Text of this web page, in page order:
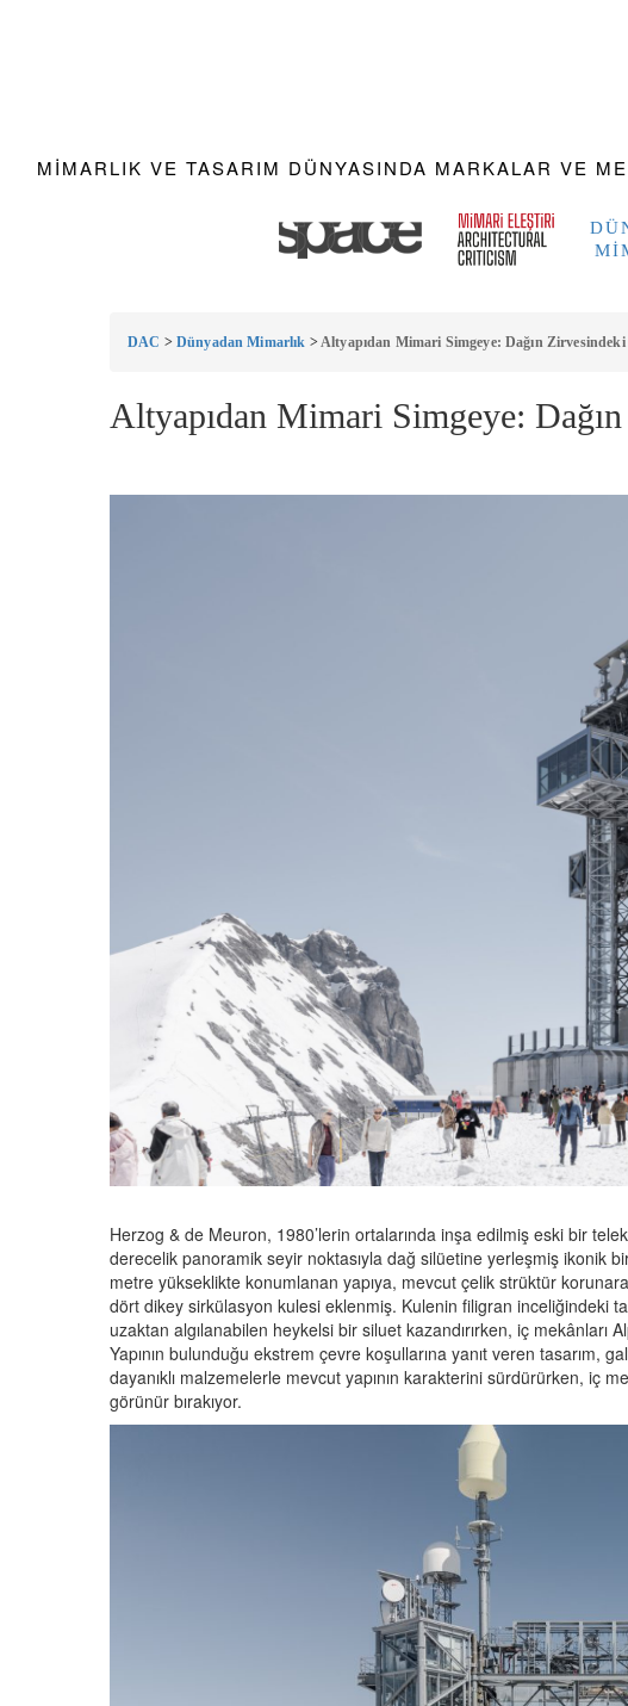
MIMARLIK VE TASARIM DÜNYASINDA MARKALAR VE
DAC > Dünyadan Mimarlık > Altyapıdan Mimari Simgeye: Dağın
Altyapıdan Mimari Simgeye:
Herzog & de Meuron, 1980’lerin ortalarında inşa edilmiş eski bir
derecelik panoramik seyir noktasıyla dağ silüetine yerleşmiş ikonik
metre yükseklikte konumlanan yapıya, mevcut çelik strüktür
dört dikey sirkülasyon kulesi eklenmiş. Kulenin filigran inceliğindeki
uzaktan algılanabilen heykelsi bir siluet kazandırırken, iç
Yapının bulunduğu ekstrem çevre koşullarına yanıt veren tasarım,
dayanıklı malzemelerle mevcut yapının karakterini sürdürürken, iç
görünür bırakıyor.